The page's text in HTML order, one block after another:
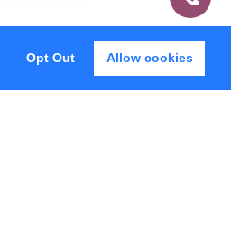
Opt Out Allow cookies